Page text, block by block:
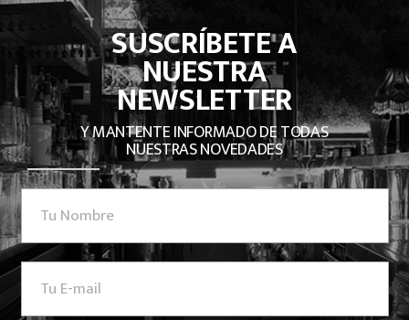
SUSCRÍBETE A
NUESTRA
NEWSLETTER
Y MANTENTE INFORMADO DE TODAS
NUESTRAS NOVEDADES